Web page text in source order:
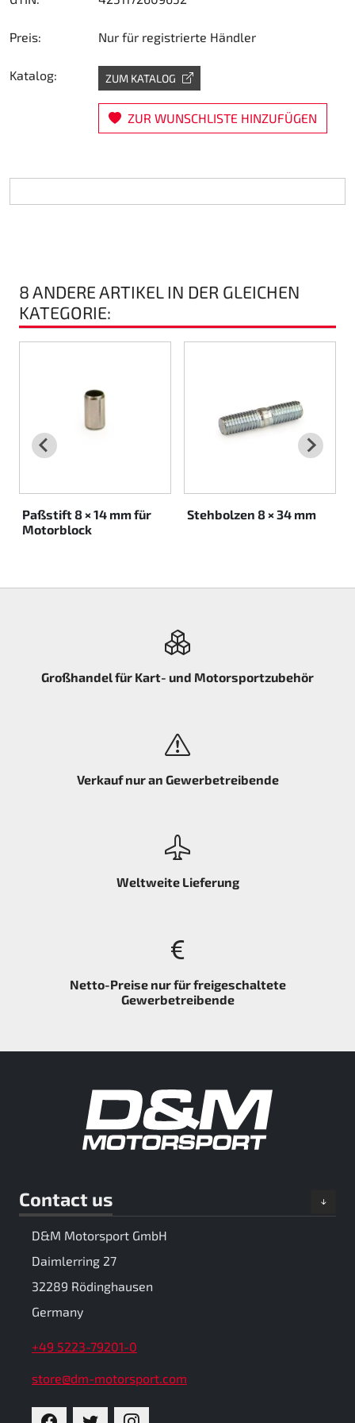
Preis: Nur für registrierte Händler
Katalog: ZUM KATALOG
ZUR WUNSCHLISTE HINZUFÜGEN
8 ANDERE ARTIKEL IN DER GLEICHEN
KATEGORIE:
Paßstift 8 × 14 mm für
Motorblock
Stehbolzen 8 × 34 mm
Großhandel für Kart- und Motorsportzubehör
Verkauf nur an Gewerbetreibende
Weltweite Lieferung
Netto-Preise nur für freigeschaltete
Gewerbetreibende
Contact us
D&M Motorsport GmbH
Daimlerring 27
32289 Rödinghausen
Germany
+49 5223-79201-0
store@dm-motorsport.com
FACEBOOKTWITTERINSTAGRAM
Plastik Leihkart
Radsterne
RIMO Originalteile
Rotax EVO-MAX etc.
Rotax XPS Kart Tech
Sitze
Zahnriemen